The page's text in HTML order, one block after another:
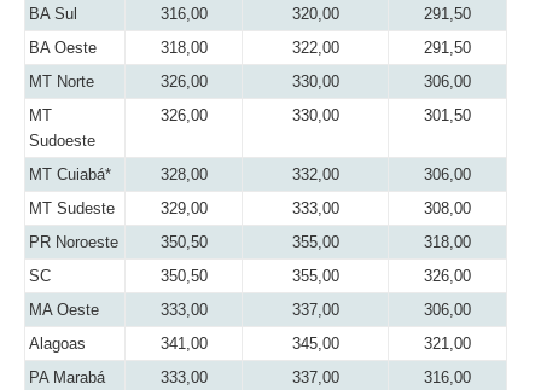
BA Sul 316,00 320,00
291,50
BA Oeste
318,00 322,00
291,50
MT Norte
326,00 330,00
306,00
MT
Sudoeste
326,00 330,00 301,50
MT Cuiabá* 328,00 332,00
306,00
MT Sudeste
329,00 333,00
308,00
PR Noroeste
350,50 355,00
318,00
SC
350,50 355,00
326,00
MA Oeste
333,00 337,00
306,00
Alagoas
341,00 345,00
321,00
PA Marabá
333,00 337,00
316,00